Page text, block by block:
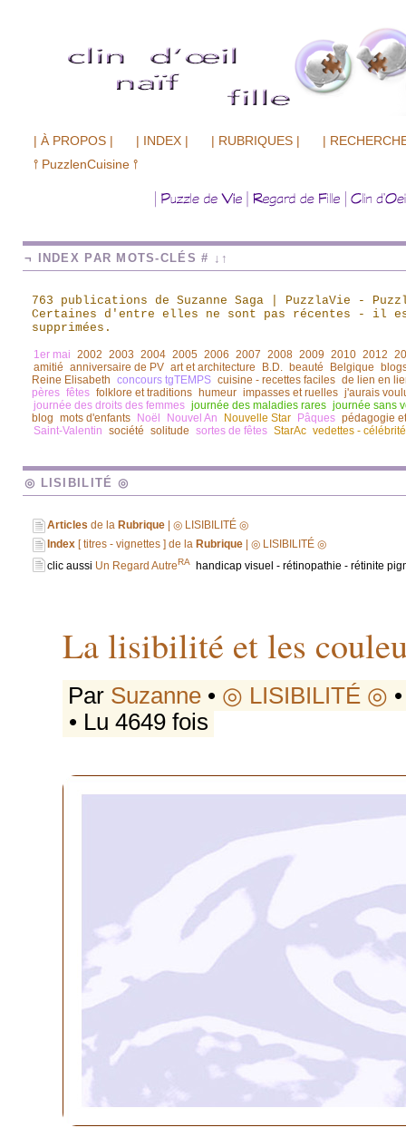
| À PROPOS | | INDEX | | RUBRIQUES |
|
⫯ PuzzlenCuisine ⫯
¬ INDEX PAR MOTS-CLÉS # ↓↑
763 publications de Suzanne Saga | PuzzlaVie -
Certaines d'entre elles ne sont pas récentes
-
il
supprimées.
1er mai 2002 2003 2004 2005 2006 2007 2008 2009 2010 2012
amitié anniversaire de PV art et architecture B.D. beauté Belgique
Reine Elisabeth concours tgTEMPS cuisine - recettes faciles de lien en
pères fêtes folklore et traditions humeur impasses et ruelles j'aurais
journée des droits des femmes journée des maladies rares journée sans
blog mots d'enfants Noël Nouvel An Nouvelle Star Pâques pédagogie
Saint-Valentin société solitude sortes de fêtes StarAc vedettes -
◎ LISIBILITÉ ◎
Articles de la Rubrique | ◎ LISIBILITÉ ◎
Index [ titres - vignettes ] de la Rubrique | ◎ LISIBILITÉ ◎
clic aussi Un Regard AutreRA handicap visuel - rétinopathie - rétinite
La lisibilité et les
Par Suzanne • ◎ LISIBILITÉ ◎
• Lu 4649 fois